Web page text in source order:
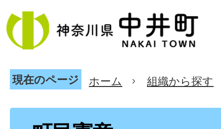
現在のページ ホーム 組織から探す